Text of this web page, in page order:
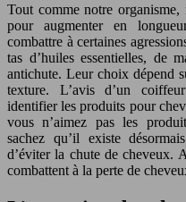
Tout comme notre
pour augmenter en
combattre à certaines
tas d’huiles essentielles, de
antichute. Leur choix dépend
texture. L’avis d’un
identifier les produits pour
vous n’aimez pas les
sachez qu’il existe
d’éviter la chute de cheveux.
combattent à la perte de